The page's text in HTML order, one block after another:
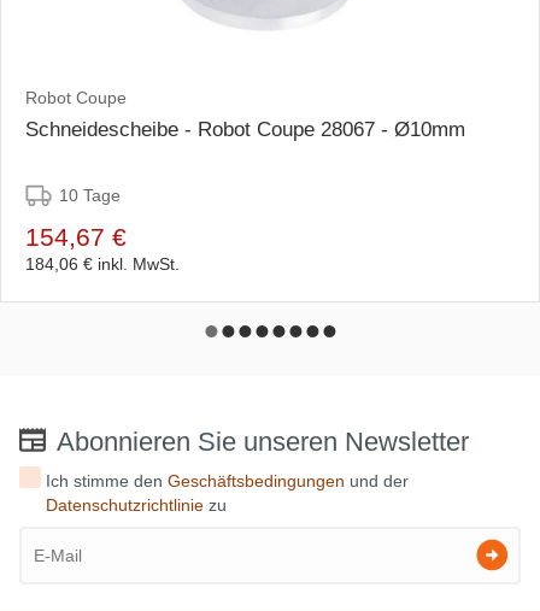
Robot Coupe
Schneidescheibe - Robot Coupe 28067 - Ø10mm
10 Tage
154,67 €
184,06 € inkl. MwSt.
Abonnieren Sie unseren Newsletter
Ich stimme denGeschäftsbedingungen und der
Datenschutzrichtlinie zu